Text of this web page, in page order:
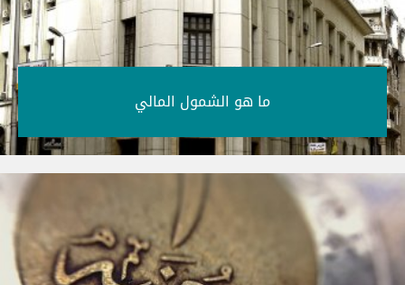
ما هو الشمول المالي‎